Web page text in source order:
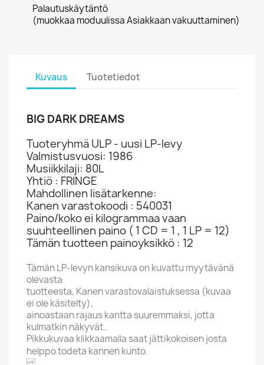
Palautuskäytäntö
(muokkaa moduulissa Asiakkaan vakuuttaminen)
Kuvaus Tuotetiedot
BIG DARK DREAMS
Tuoteryhmä ULP - uusi LP-levy
Valmistusvuosi: 1986
Musiikkilaji: 80L
Yhtiö : FRINGE
Mahdollinen lisätarkenne:
Kanen varastokoodi : 540031
Paino/koko ei kilogrammaa vaan
suuhteellinen paino ( 1 CD = 1 , 1 LP = 12)
Tämän tuotteen painoyksikkö : 12
Tämän LP-levyn kansikuva on kuvattu myytävänä
olevasta
tuotteesta, Kanen varastovalaistuksessa (kuvaa
ei ole käsitelty),
ainoastaan rajaus kantta suuremmaksi, jotta
kulmatkin näkyvät..
Pikkukuvaa klikkaamalla saat jättikokoisen josta
helppo todeta kannen kunto.